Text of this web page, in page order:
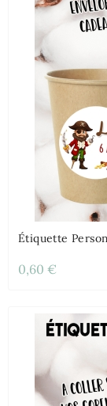
Étiquette
0,60 €